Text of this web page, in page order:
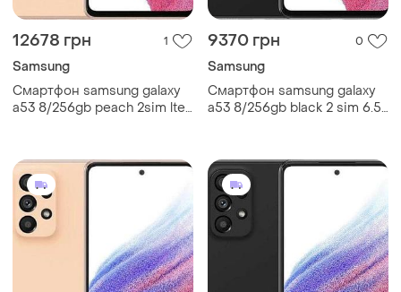
12678 грн 1
Samsung
Смартфон samsung galaxy
a53 8/256gb peach 2sim lte
9370 грн 0
Samsung
Смартфон samsung galaxy
a53 8/256gb black 2 sim 6.5"